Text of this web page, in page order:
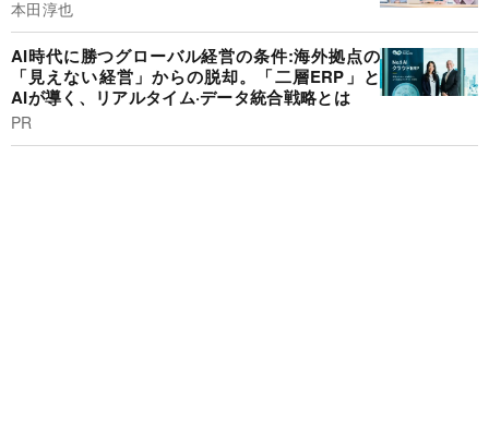
本田淳也
AI時代に勝つグローバル経営の条件:海外拠点の
「見えない経営」からの脱却。「二層ERP」と
AIが導く、リアルタイム·データ統合戦略とは
PR